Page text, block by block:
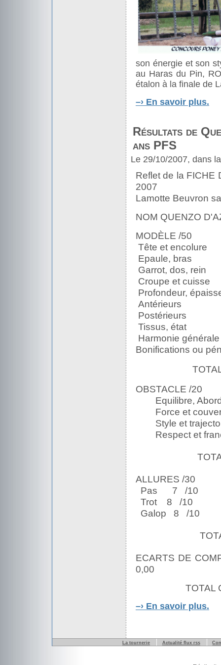
son énergie et son
au Haras du Pin,
étalon à la finale de
–› En savoir plus.
Résultats de
ans PFS
Le 29/10/2007, dans
Reflet de la FICHE
2007
Lamotte Beuvron
NOM QUENZO
MODÈLE /50
Tête et
Epaule,
Garrot, dos,
Croupe et
Profondeur,
Antérieurs
Postérieurs
Tissus, état
Harmonie
Bonifications ou
OBSTACLE /20
Equilibre,
Force et
Style et
Respect et
ALLURES /30
Pas 7 /10
Trot 8 /10
Galop 8 /10
ECARTS DE
0,00
TOTAL
–› En savoir plus.
La tournerie Actualité flux rss